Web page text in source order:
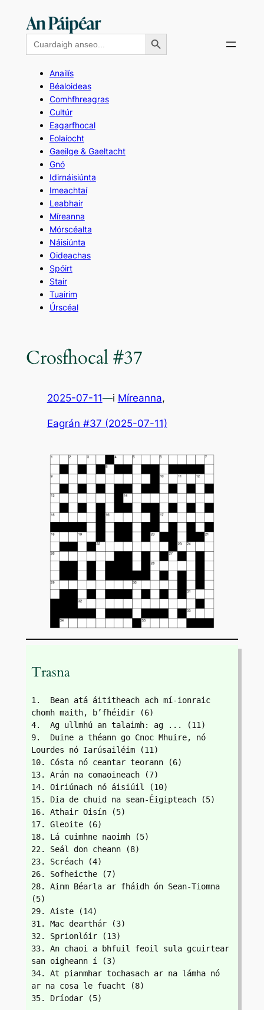
contentSearch
for:
Search Button
Anailís
Béaloideas
Comhfhreagras
Cultúr
Eagarfhocal
Eolaíocht
Gaeilge & Gaeltacht
Gnó
Idirnáisiúnta
Imeachtaí
Leabhair
Míreanna
Mórscéalta
Náisiúnta
Oideachas
Spóirt
Stair
Tuairim
Úrscéal
Crosfhocal #37
2025-07-11—i Míreanna,
Eagrán #37 (2025-07-11)
Trasna
1.  Bean atá áititheach ach mí-ionraic
chomh maith, b’fhéidir (6)
4.  Ag ullmhú an talaimh: ag ... (11)
9.  Duine a théann go Cnoc Mhuire, nó
Lourdes nó Iarúsailéim (11)
10. Cósta nó ceantar teorann (6)
13. Arán na comaoineach (7)
14. Oiriúnach nó áisiúil (10)
15. Dia de chuid na sean-Éigipteach (5)
16. Athair Oisín (5)
17. Gleoite (6)
18. Lá cuimhne naoimh (5)
22. Seál don cheann (8)
23. Scréach (4)
26. Sofheicthe (7)
28. Ainm Béarla ar fháidh ón Sean-Tiomna
(5)
29. Aiste (14)
31. Mac dearthár (3)
32. Sprionlóir (13)
33. An chaoi a bhfuil feoil sula gcuirtear
san oigheann í (3)
34. At pianmhar tochasach ar na lámha nó
ar na cosa le fuacht (8)
35. Dríodar (5)